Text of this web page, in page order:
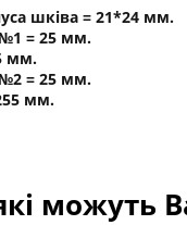
шківа = 21*24 мм.
= 25 мм.
мм.
= 25 мм.
мм.
можуть